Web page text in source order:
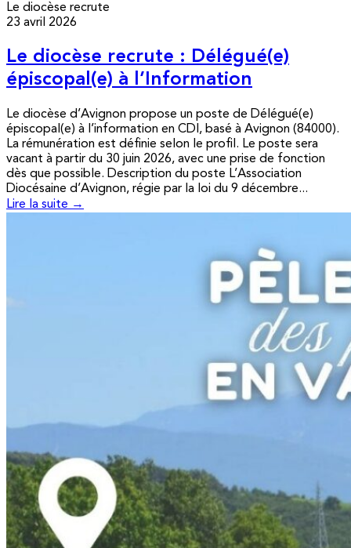
Le diocèse recrute
23 avril 2026
Le diocèse recrute : Délégué(e)
épiscopal(e) à l’Information
Le diocèse d’Avignon propose un poste de Délégué(e)
épiscopal(e) à l’information en CDI, basé à Avignon (84000).
La rémunération est définie selon le profil. Le poste sera
vacant à partir du 30 juin 2026, avec une prise de fonction
dès que possible. Description du poste L’Association
Diocésaine d’Avignon, régie par la loi du 9 décembre...
Lire la suite →